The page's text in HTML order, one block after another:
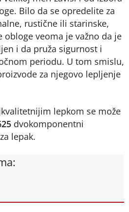
Bilo da se opredelite za
rustične ili starinske,
obloge veoma je važno da je
i da pruža sigurnost i
periodu. U tom smislu,
za njegovo lepljenje
lepkom se može
dvokomponentni
lepak.